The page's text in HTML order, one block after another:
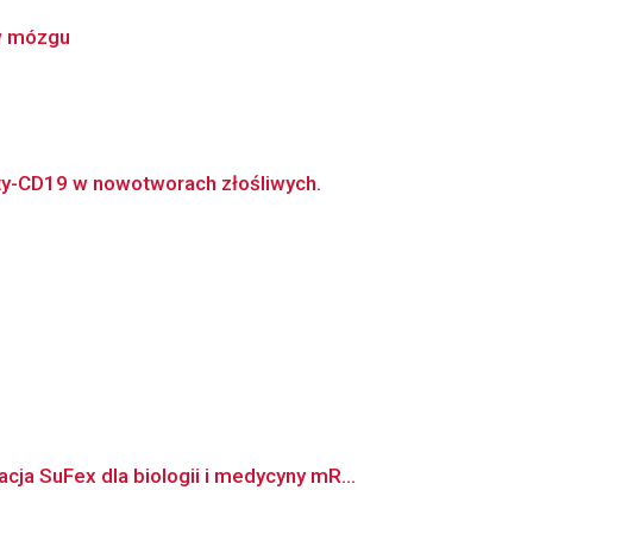
mózgu
CD19 w nowotworach złośliwych.
SuFex dla biologii i medycyny mR...